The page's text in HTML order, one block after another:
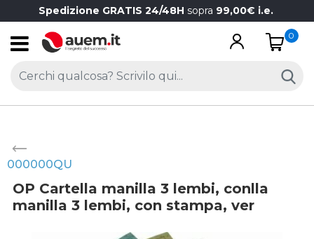
Spedizione GRATIS 24/48H sopra 99,00€ i.e.
Open
0
000000QU
OP Cartella manilla 3 lembi, conlla
manilla 3 lembi, con stampa, ver